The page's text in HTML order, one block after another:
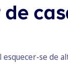
se de